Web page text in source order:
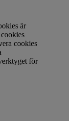
är
cookies
för